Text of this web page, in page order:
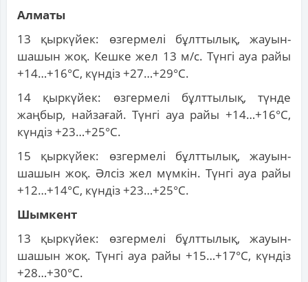
Алматы
13 қыркүйек: өзгермелі бұлттылық, жауын-
шашын жоқ. Кешке жел 13 м/с. Түнгі ауа райы
+14…+16°С, күндіз +27…+29°С.
14 қыркүйек: өзгермелі бұлттылық, түнде
жаңбыр, найзағай. Түнгі ауа райы +14…+16°С,
күндіз +23…+25°С.
15 қыркүйек: өзгермелі бұлттылық, жауын-
шашын жоқ. Әлсіз жел мүмкін. Түнгі ауа райы
+12…+14°С, күндіз +23…+25°С.
Шымкент
13 қыркүйек: өзгермелі бұлттылық, жауын-
шашын жоқ. Түнгі ауа райы +15…+17°С, күндіз
+28…+30°С.